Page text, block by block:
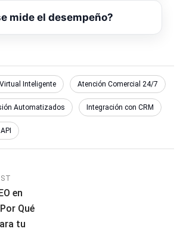
mide el desempeño?
Inteligente Atención Comercial 24/7
Automatizados Integración con CRM
en
Qué
tu